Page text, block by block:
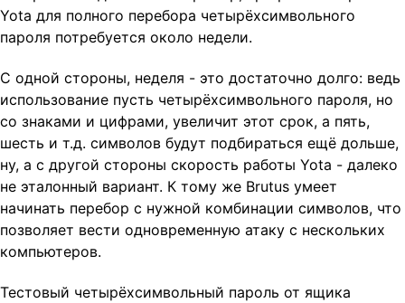
Yota для полного перебора четырёхсимвольного
пароля потребуется около недели.
С одной стороны, неделя - это достаточно долго: ведь
использование пусть четырёхсимвольного пароля, но
со знаками и цифрами, увеличит этот срок, а пять,
шесть и т.д. символов будут подбираться ещё дольше,
ну, а с другой стороны скорость работы Yota - далеко
не эталонный вариант. К тому же Brutus умеет
начинать перебор с нужной комбинации символов, что
позволяет вести одновременную атаку с нескольких
компьютеров.
Тестовый четырёхсимвольный пароль от ящика